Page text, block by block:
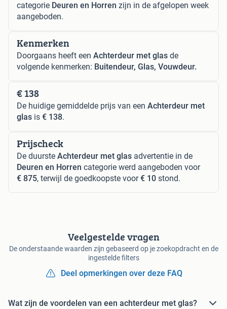
categorie Deuren en Horren zijn in de afgelopen week
aangeboden.
Kenmerken
Doorgaans heeft een Achterdeur met glas de
volgende kenmerken: Buitendeur, Glas, Vouwdeur.
€ 138
De huidige gemiddelde prijs van een Achterdeur met
glas is € 138.
Prijscheck
De duurste Achterdeur met glas advertentie in de
Deuren en Horren categorie werd aangeboden voor
€ 875, terwijl de goedkoopste voor€ 10 stond.
Veelgestelde vragen
De onderstaande waarden zijn gebaseerd op je zoekopdracht en de
ingestelde filters
Deel opmerkingen over deze FAQ
Wat zijn de voordelen van een achterdeur met glas?